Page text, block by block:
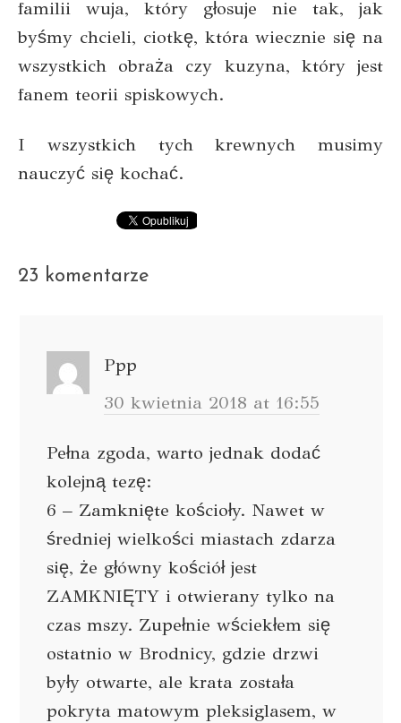
familii wuja, który głosuje nie tak, jak
byśmy chcieli, ciotkę, która wiecznie się na
wszystkich obraża czy kuzyna, który jest
fanem teorii spiskowych.
I wszystkich tych krewnych musimy
nauczyć się kochać.
23 komentarze
Ppp
30 kwietnia 2018 at 16:55
Pełna zgoda, warto jednak dodać
kolejną tezę:
6 – Zamknięte kościoły. Nawet w
średniej wielkości miastach zdarza
się, że główny kościół jest
ZAMKNIĘTY i otwierany tylko na
czas mszy. Zupełnie wściekłem się
ostatnio w Brodnicy, gdzie drzwi
były otwarte, ale krata została
pokryta matowym pleksiglasem, w